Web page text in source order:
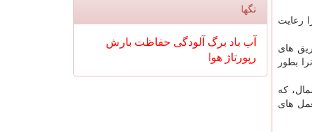
رعایت
ی این مساله هشدار می دهد: بالاتر از ۹۰ درصد حریق های
بطور
که
های
تگها
آب باد برگ آلودگی حفاظت بارش
رپورتاژ هوا